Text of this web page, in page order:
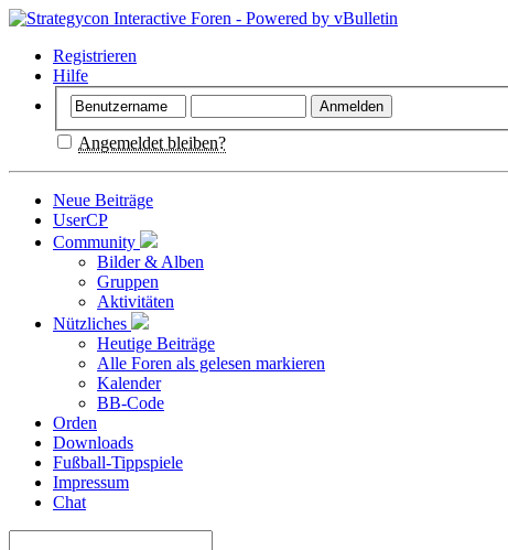
Registrieren
Hilfe
Angemeldet bleiben?
Neue Beiträge
UserCP
Community
Bilder & Alben
Gruppen
Aktivitäten
Nützliches
Heutige Beiträge
Alle Foren als gelesen markieren
Kalender
BB-Code
Orden
Downloads
Fußball-Tippspiele
Impressum
Chat